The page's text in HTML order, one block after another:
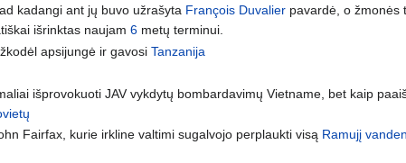
kadangi ant jų buvo užrašyta François Duvalier pavardė, o žmonės
išrinktas naujam6 metų terminui.
apsijungė ir gavosiTanzanija
išprovokuoti JAV vykdytų bombardavimų Vietname, bet kaip
Fairfax, kurie irkline valtimi sugalvojo perplaukti visą Ramujį